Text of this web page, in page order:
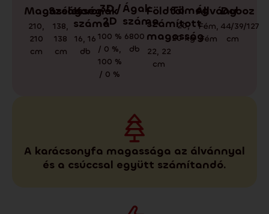
Magasság
210,
210
cm
Szélesség
138,
138
cm
Koronák
száma
16,16
db
3D /
2D
100 %
/ 0 %,
100 %
/ 0 %
Ágak
száma
6800
db
Földtől
számított
magasság
22, 22
cm
Tömeg
20,
20kg
Állvány
Fém,
Fém
Doboz
44/39/127
cm
A karácsonyfa magassága az álvánnyal
és a csúccsal együtt számítandó.